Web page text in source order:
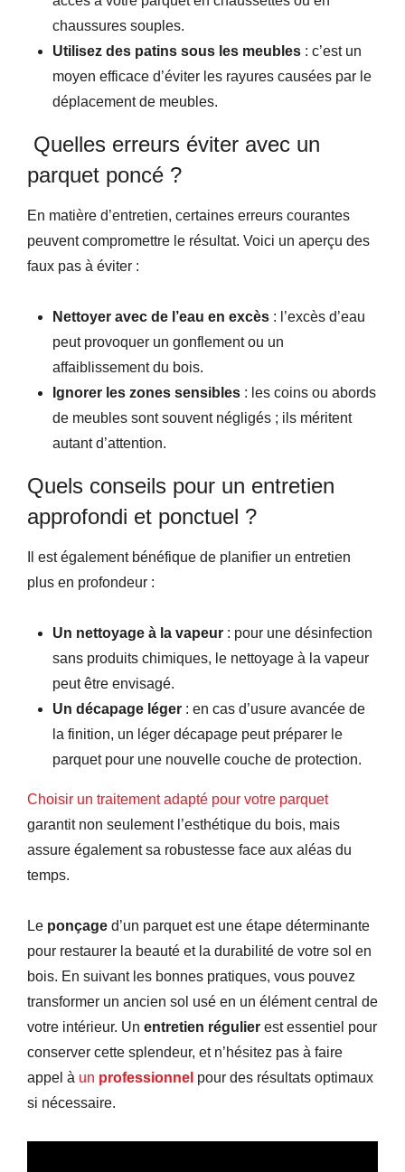
chaussures souples.
Utilisez des patins sous les meubles : c’est un
moyen efficace d’éviter les rayures causées par le
déplacement de meubles.
Quelles erreurs éviter avec un
parquet poncé ?
En matière d’entretien, certaines erreurs courantes
peuvent compromettre le résultat. Voici un aperçu des
faux pas à éviter :
Nettoyer avec de l’eau en excès : l’excès d’eau
peut provoquer un gonflement ou un
affaiblissement du bois.
Ignorer les zones sensibles : les coins ou abords
de meubles sont souvent négligés ; ils méritent
autant d’attention.
Quels conseils pour un entretien
approfondi et ponctuel ?
Il est également bénéfique de planifier un entretien
plus en profondeur :
Un nettoyage à la vapeur : pour une désinfection
sans produits chimiques, le nettoyage à la vapeur
peut être envisagé.
Un décapage léger : en cas d’usure avancée de
la finition, un léger décapage peut préparer le
parquet pour une nouvelle couche de protection.
Choisir un traitement adapté pour votre parquet
garantit non seulement l’esthétique du bois, mais
assure également sa robustesse face aux aléas du
temps.
Le ponçage d’un parquet est une étape déterminante
pour restaurer la beauté et la durabilité de votre sol en
bois. En suivant les bonnes pratiques, vous pouvez
transformer un ancien sol usé en un élément central de
votre intérieur. Un entretien régulier est essentiel pour
conserver cette splendeur, et n’hésitez pas à faire
appel à un professionnel pour des résultats optimaux
si nécessaire.